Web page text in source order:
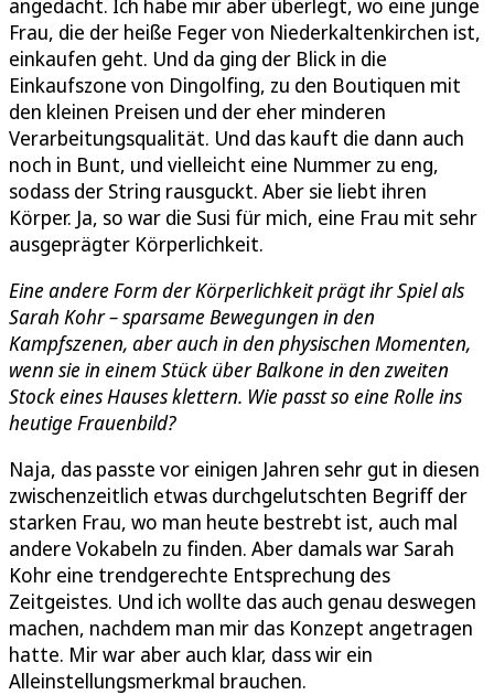
angedacht. Ich habe mir aber überlegt, wo eine junge
Frau, die der heiße Feger von Niederkaltenkirchen ist,
einkaufen geht. Und da ging der Blick in die
Einkaufszone von Dingolfing, zu den Boutiquen mit
den kleinen Preisen und der eher minderen
Verarbeitungsqualität. Und das kauft die dann auch
noch in Bunt, und vielleicht eine Nummer zu eng,
sodass der String rausguckt. Aber sie liebt ihren
Körper. Ja, so war die Susi für mich, eine Frau mit sehr
ausgeprägter Körperlichkeit.
Eine andere Form der Körperlichkeit prägt ihr Spiel als
Sarah Kohr – sparsame Bewegungen in den
Kampfszenen, aber auch in den physischen Momenten,
wenn sie in einem Stück über Balkone in den zweiten
Stock eines Hauses klettern. Wie passt so eine Rolle ins
heutige Frauenbild?
Naja, das passte vor einigen Jahren sehr gut in diesen
zwischenzeitlich etwas durchgelutschten Begriff der
starken Frau, wo man heute bestrebt ist, auch mal
andere Vokabeln zu finden. Aber damals war Sarah
Kohr eine trendgerechte Entsprechung des
Zeitgeistes. Und ich wollte das auch genau deswegen
machen, nachdem man mir das Konzept angetragen
hatte. Mir war aber auch klar, dass wir ein
Alleinstellungsmerkmal brauchen.